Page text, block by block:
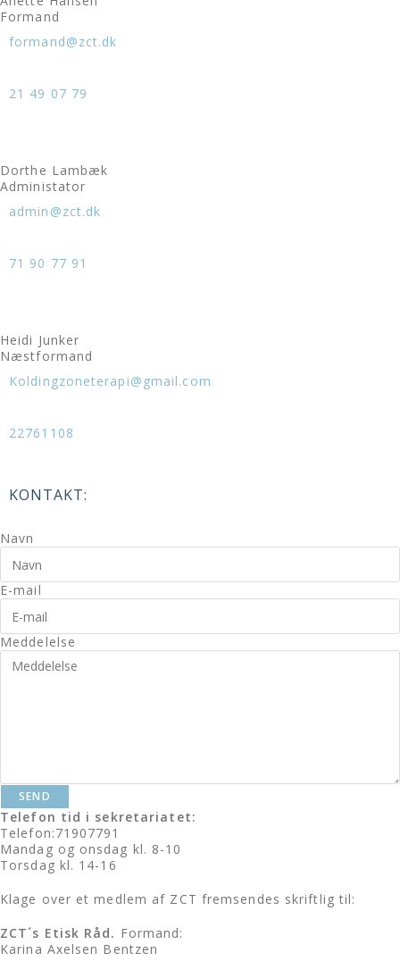
Formand
formand@zct.dk
21 49 07 79
Dorthe Lambæk
Administator
admin@zct.dk
71 90 77 91
Heidi Junker
Næstformand
Koldingzoneterapi@gmail.com
22761108
KONTAKT:
Navn
E-mail
Meddelelse
SEND
Telefon tid i sekretariatet:
Telefon:71907791
Mandag og onsdag kl. 8-10
Torsdag kl. 14-16
Klage over et medlem af ZCT fremsendes skriftlig til:
ZCT´s Etisk Råd. Formand:
Karina Axelsen Bentzen